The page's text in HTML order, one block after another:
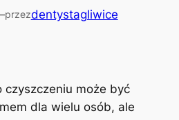
przezdentystagliwice
czyszczeniu może być
dla wielu osób, ale